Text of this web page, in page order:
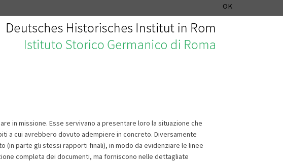
OK
in missione. Esse servivano a presentare loro la situazione che
a cui avrebbero dovuto adempiere in concreto. Diversamente
parte gli stessi rapporti finali), in modo da evidenziare le linee
completa dei documenti, ma forniscono nelle dettagliate